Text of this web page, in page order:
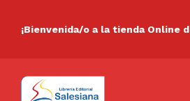
¡Bienvenida/o a la tienda Online